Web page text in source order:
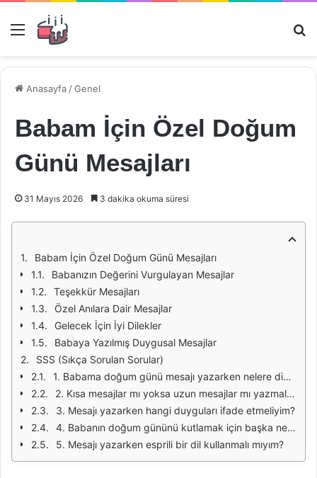
Menü
Anasayfa /Genel
Babam İçin Özel Doğum
Günü Mesajları
31 Mayıs 2026 3 dakika okuma süresi
Babam İçin Özel Doğum Günü Mesajları
Babanızın Değerini Vurgulayan Mesajlar
Teşekkür Mesajları
Özel Anılara Dair Mesajlar
Gelecek İçin İyi Dilekler
Babaya Yazılmış Duygusal Mesajlar
SSS (Sıkça Sorulan Sorular)
1. Babama doğum günü mesajı yazarken nelere dikkat etmeliyim?
2. Kısa mesajlar mı yoksa uzun mesajlar mı yazmalıyım?
3. Mesajı yazarken hangi duyguları ifade etmeliyim?
4. Babanın doğum gününü kutlamak için başka neler yapabilirim?
5. Mesajı yazarken esprili bir dil kullanmalı mıyım?